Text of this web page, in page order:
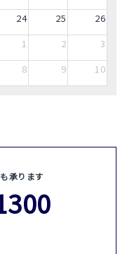
24 25
26
1 2
3
8 9 10
承ります